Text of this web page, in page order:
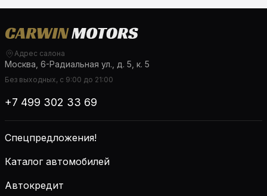
Адрес салона
Москва, 6-Радиальная ул., д. 5, к. 5
Без выходных, с 9:00 до 21:00
+7 499 302 33 69
Спецпредложения!
Каталог автомобилей
Автокредит